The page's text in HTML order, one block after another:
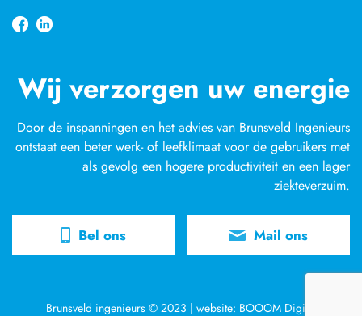
Wij verzorgen uw energie
Door de inspanningen en het advies van Brunsveld Ingenieurs
ontstaat een beter werk- of leefklimaat voor de gebruikers met
als gevolg een hogere productiviteit en een lager
ziekteverzuim.
Bel ons Mail ons
Brunsveld ingenieurs © 2023 | website: BOOOM Digital